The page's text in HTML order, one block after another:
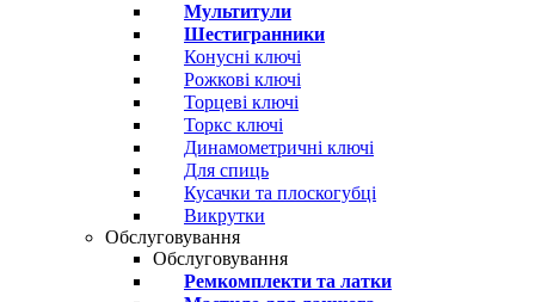
Мультитули
Шестигранники
Конусні ключі
Рожкові ключі
Торцеві ключі
Торкс ключі
Динамометричні ключі
Для спиць
Кусачки та плоскогубці
Викрутки
Обслуговування
Обслуговування
Ремкомплекти та латки